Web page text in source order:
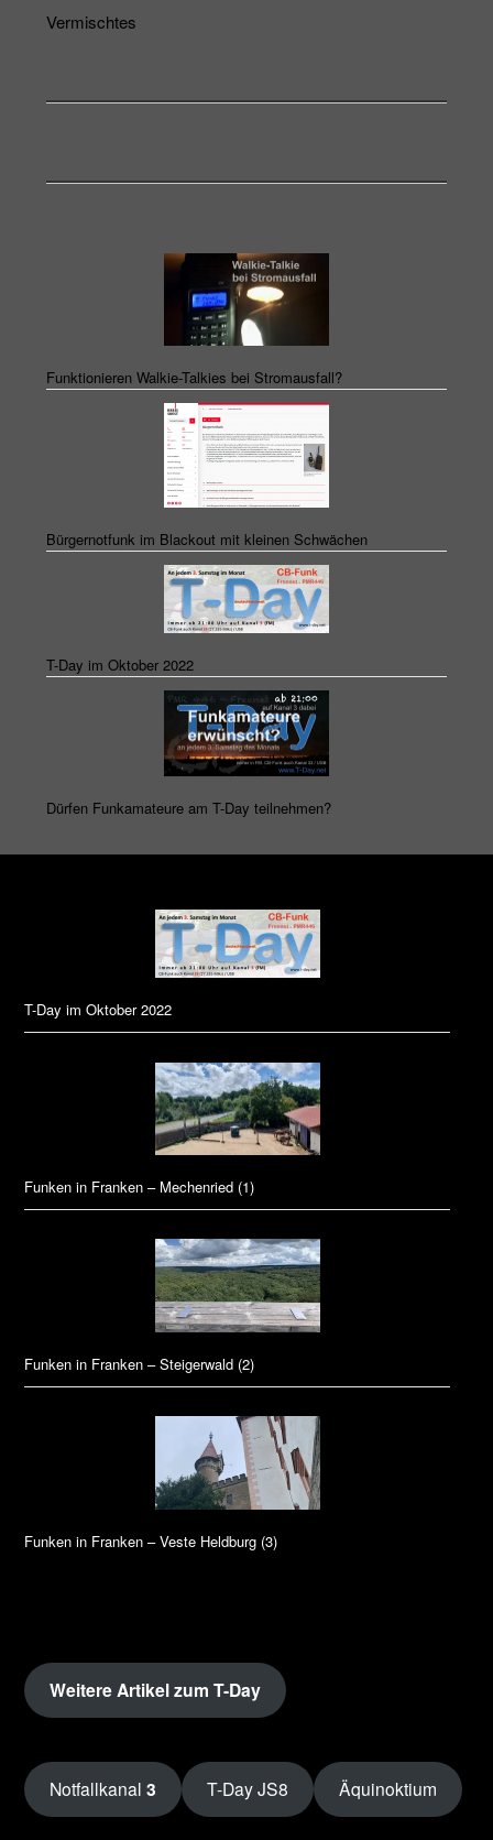
Vermischtes
Funktionieren Walkie-Talkies bei Stromausfall?
Bürgernotfunk im Blackout mit kleinen Schwächen
T-Day im Oktober 2022
Dürfen Funkamateure am T-Day teilnehmen?
T-Day im Oktober 2022
Funken in Franken – Mechenried (1)
Funken in Franken – Steigerwald (2)
Funken in Franken – Veste Heldburg (3)
Weitere Artikel zum T-Day
Notfallkanal3 T-Day JS8 Äquinoktium